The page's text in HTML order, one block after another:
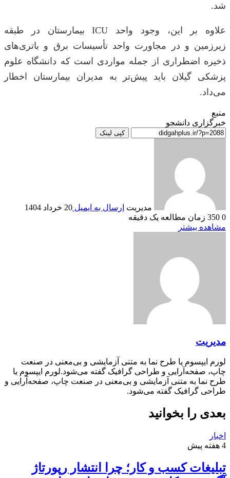
شد.
علاوه بر این، وجود واحد ICU بیمارستان در طبقه
زیرزمین و در مجاورت واحد تأسیسات برق و باتری‌های
ذخیره اضطراری از جمله مواردی است که دانشگاه علوم
پزشکی گیلان باید پیش‌تر به مدیران بیمارستان اخطار
می‌داد.
منبع
خبرگزاری دانشجو
کپی لینک
مدیریت ارسال به ایمیل 20 خرداد 1404
0
زمان مطالعه یک دقیقه
مشاهده بیشتر
مدیریت
لورم ایپسوم یا طرح‌ نما به متنی آزمایشی و بی‌معنی در صنعت
چاپ، صفحه‌آرایی و طراحی گرافیک گفته می‌شود.لورم ایپسوم یا
طرح‌ نما به متنی آزمایشی و بی‌معنی در صنعت چاپ، صفحه‌آرایی و
طراحی گرافیک گفته می‌شود.
بعدی را بخوانید
اخبار
4 هفته پیش
تبلیغات کسب و کار؛ چرا انتشار رپورتاژ